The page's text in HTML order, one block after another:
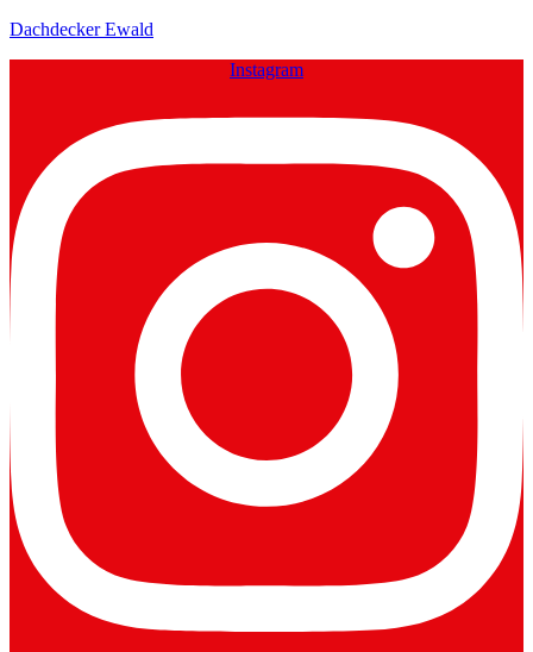
Dachdecker Ewald
Instagram